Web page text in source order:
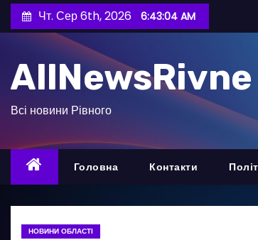
е
д
Чт. Сер 6th, 2026 6:43:05 AM
AllNewsRivne
Всі новини Рівного
Головна Контакти
НОВИНИ ОБЛАСТІ